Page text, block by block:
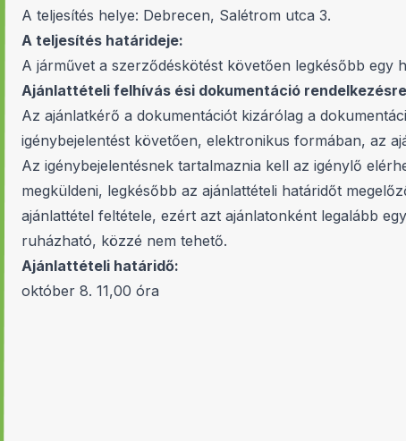
A teljesítés helye: Debrecen, Salétrom utca 3.
A teljesítés határideje:
A járművet a szerződéskötést követően legkésőbb egy
Ajánlattételi felhívás ési dokumentáció
Az ajánlatkérő a dokumentációt kizárólag a
igénybejelentést követően, elektronikus formában, az
Az igénybejelentésnek tartalmaznia kell az igénylő
megküldeni, legkésőbb az ajánlattételi határidőt
ajánlattétel feltétele, ezért azt ajánlatonként legalább
ruházható, közzé nem tehető.
Ajánlattételi határidő:
október 8. 11,00 óra